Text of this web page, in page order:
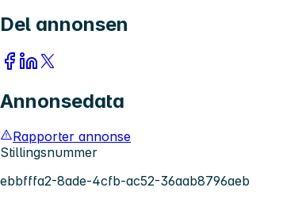
Del annonsen
Annonsedata
Rapporter annonse
Stillingsnummer
ebbfffa2-8ade-4cfb-ac52-36aab8796aeb